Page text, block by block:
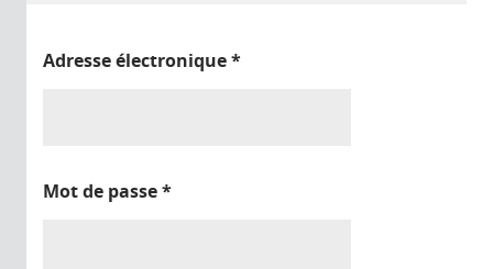
Adresse électronique*
Mot de passe*